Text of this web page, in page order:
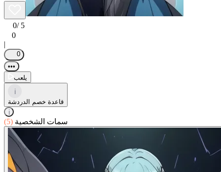
0/ 5
0
|
0
•••
يلعب
i
قاعدة خصم الدردشة
i
سمات الشخصية (5)